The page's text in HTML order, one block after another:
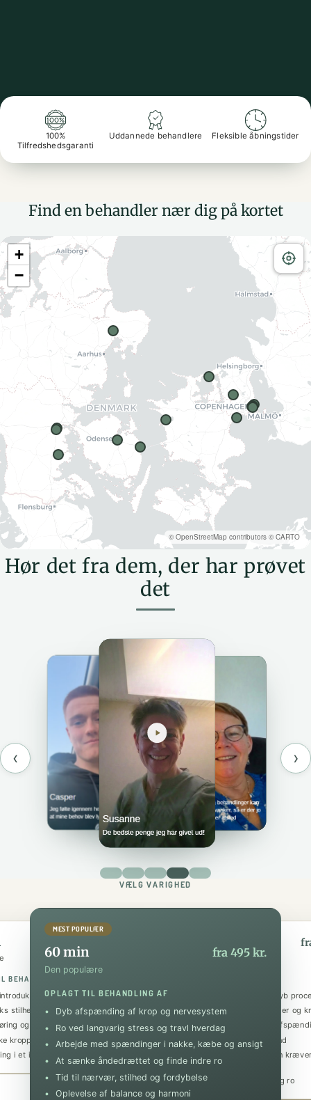
100%
Tilfredshedsgaranti
Uddannede behandlere Fleksible åbningstider
Find en behandler nær dig på kortet
+
−
© OpenStreetMap contributors © CARTO
Hør det fra dem, der har prøvet
det
‹ ›
VÆLG VARIGHED
BEHANDLING AF
til kranio-sakral terapi
stilhed og dyb ro
og fokuseret nærvær
kroppens eget tempo
i et igangværende forløb
Book 30 min
MEST POPULÆR
60 min fra 495 kr.
Den populære
OPLAGT TIL BEHANDLING AF
Dyb afspænding af krop og nervesystem
Ro ved langvarig stress og travl hverdag
Arbejde med spændinger i nakke, kæbe og ansigt
At sænke åndedrættet og finde indre ro
Tid til nærvær, stilhed og fordybelse
Oplevelse af balance og harmoni
En udvidet session med tid til dyb
Arbejde med kroniske spændinger og
At understøtte kroppens egen
Indre stilhed og meditativ tilstand
Rum til at lande fuldt ud efter en
periode
Oplevelse af lang efter-effekt og ro